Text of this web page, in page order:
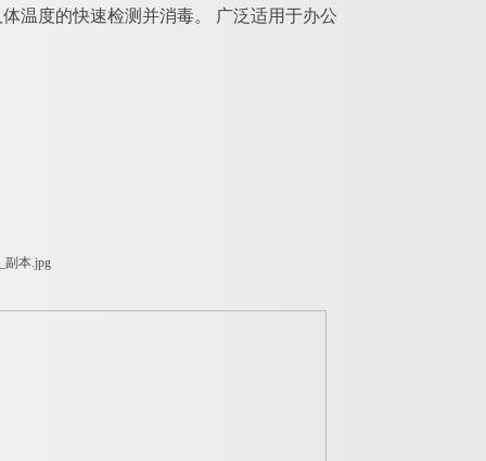
温度的快速检测并消毒。 广泛适用于办公